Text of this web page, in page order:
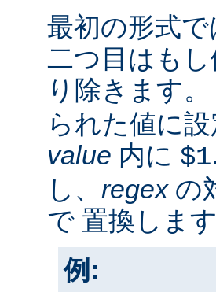
最初の形式
二つ目はも
り除きます
られた値に
value 内に $1
し、 regexの
で 置換します
例: